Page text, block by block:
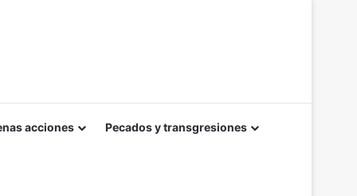
acciones Pecados y transgresiones